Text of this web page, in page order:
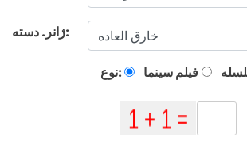
ژانر. دسته:
نوع: فیلم سینما